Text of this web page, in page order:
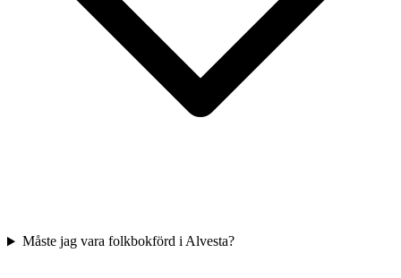
Måste jag vara folkbokförd i Alvesta?